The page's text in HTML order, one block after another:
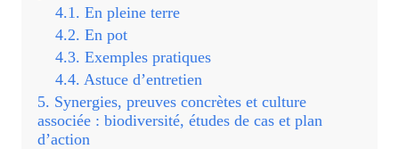
En pleine terre
En pot
Exemples pratiques
Astuce d’entretien
Synergies, preuves concrètes et culture
associée : biodiversité, études de cas et plan
d’action